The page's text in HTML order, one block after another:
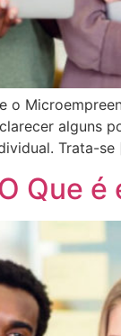
alguns
Trata-
Que é